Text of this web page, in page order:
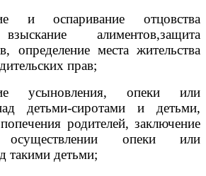
и оспаривание отцовства
алиментов,защита
определение места жительства
прав;
усыновления, опеки или
детьми-сиротами и детьми,
родителей, заключение
опеки или
такими детьми;